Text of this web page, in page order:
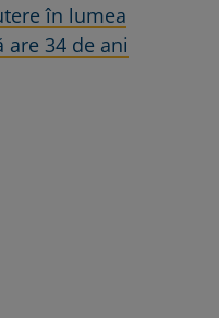
în lumea
are 34 de ani